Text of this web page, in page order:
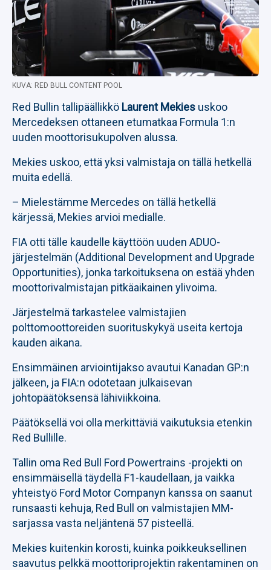
KUVA: RED BULL CONTENT POOL
Red Bullin tallipäällikkö Laurent Mekies uskoo
Mercedeksen ottaneen etumatkaa Formula 1:n
uuden moottorisukupolven alussa.
Mekies uskoo, että yksi valmistaja on tällä hetkellä
muita edellä.
– Mielestämme Mercedes on tällä hetkellä
kärjessä, Mekies arvioi medialle.
FIA otti tälle kaudelle käyttöön uuden ADUO-
järjestelmän (Additional Development and Upgrade
Opportunities), jonka tarkoituksena on estää yhden
moottorivalmistajan pitkäaikainen ylivoima.
Järjestelmä tarkastelee valmistajien
polttomoottoreiden suorituskykyä useita kertoja
kauden aikana.
Ensimmäinen arviointijakso avautui Kanadan GP:n
jälkeen, ja FIA:n odotetaan julkaisevan
johtopäätöksensä lähiviikkoina.
Päätöksellä voi olla merkittäviä vaikutuksia etenkin
Red Bullille.
Tallin oma Red Bull Ford Powertrains -projekti on
ensimmäisellä täydellä F1-kaudellaan, ja vaikka
yhteistyö Ford Motor Companyn kanssa on saanut
runsaasti kehuja, Red Bull on valmistajien MM-
sarjassa vasta neljäntenä 57 pisteellä.
Mekies kuitenkin korosti, kuinka poikkeuksellinen
saavutus pelkkä moottoriprojektin rakentaminen on